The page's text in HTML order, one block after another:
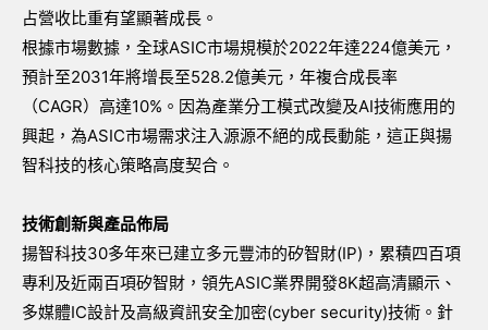
占營收比重有望顯著成長。
根據市場數據，全球ASIC市場規模於2022年達224億美元，
預計至2031年將增長至528.2億美元，年複合成長率
（CAGR）高達10%。因為產業分工模式改變及AI技術應用的
興起，為ASIC市場需求注入源源不絕的成長動能，這正與揚
智科技的核心策略高度契合。
技術創新與產品佈局
揚智科技30多年來已建立多元豐沛的矽智財(IP)，累積四百項
專利及近兩百項矽智財，領先ASIC業界開發8K超高清顯示、
多媒體IC設計及高級資訊安全加密(cyber security)技術。針